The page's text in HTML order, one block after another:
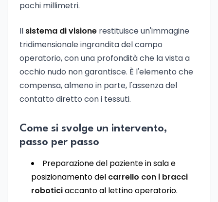
pochi millimetri.
Il sistema di visione restituisce un'immagine
tridimensionale ingrandita del campo
operatorio, con una profondità che la vista a
occhio nudo non garantisce. È l'elemento che
compensa, almeno in parte, l'assenza del
contatto diretto con i tessuti.
Come si svolge un intervento,
passo per passo
Preparazione del paziente in sala e
posizionamento del carrello con i bracci
roboticiaccanto al lettino operatorio.